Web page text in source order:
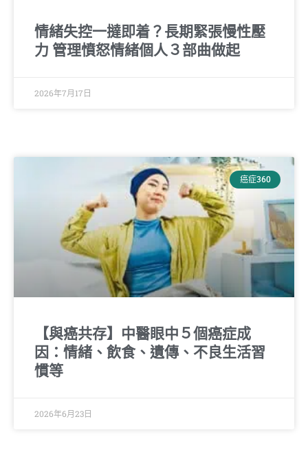
情緒失控一撻即着？長期緊張慢性壓
力 管理憤怒情緒個人３部曲做起
2026年7月17日
癌症360
【與癌共存】中醫眼中５個癌症成
因：情緒、飲食、遺傳、不良生活習
慣等
2026年6月23日